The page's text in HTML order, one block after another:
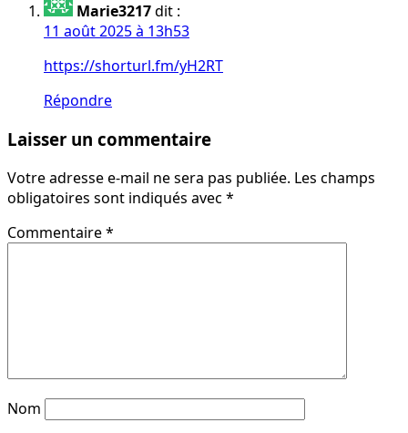
Marie3217dit :
11 août 2025 à 13h53
https://shorturl.fm/yH2RT
Répondre
Laisser un commentaire
Votre adresse e-mail ne sera pas publiée. Les champs
obligatoires sont indiqués avec *
Commentaire*
Nom